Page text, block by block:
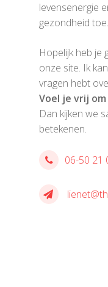
levensenergie
gezondheid toe.
Hopelijk heb je
onze site. Ik
vragen hebt
Voel je vrij
Dan kijken we
betekenen.
06-50 21